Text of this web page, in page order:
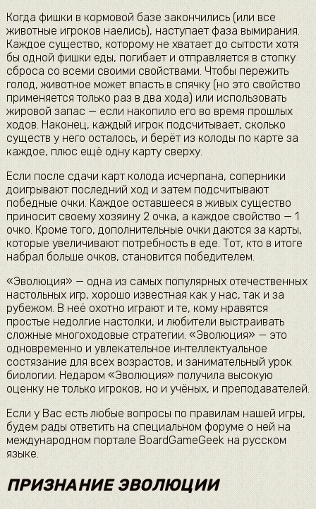
Когда фишки в кормовой базе закончились (или все
животные игроков наелись), наступает фаза вымирания.
Каждое существо, которому не хватает до сытости хотя
бы одной фишки еды, погибает и отправляется в стопку
сброса со всеми своими свойствами. Чтобы пережить
голод, животное может впасть в спячку (но это свойство
применяется только раз в два хода) или использовать
жировой запас — если накопило его во время прошлых
ходов. Наконец, каждый игрок подсчитывает, сколько
существ у него осталось, и берёт из колоды по карте за
каждое, плюс ещё одну карту сверху.
Если после сдачи карт колода исчерпана, соперники
доигрывают последний ход и затем подсчитывают
победные очки. Каждое оставшееся в живых существо
приносит своему хозяину 2 очка, а каждое свойство — 1
очко. Кроме того, дополнительные очки даются за карты,
которые увеличивают потребность в еде. Тот, кто в итоге
набрал больше очков, становится победителем.
«Эволюция» — одна из самых популярных отечественных
настольных игр, хорошо известная как у нас, так и за
рубежом. В неё охотно играют и те, кому нравятся
простые недолгие настолки, и любители выстраивать
сложные многоходовые стратегии. «Эволюция» — это
одновременно и увлекательное интеллектуальное
состязание для всех возрастов, и занимательный урок
биологии. Недаром «Эволюция» получила высокую
оценку не только игроков, но и учёных, и преподавателей.
Если у Вас есть любые вопросы по правилам нашей игры,
будем рады ответить на специальном форуме о ней на
международном портале BoardGameGeek на русском
языке.
ПРИЗНАНИЕ ЭВОЛЮЦИИ